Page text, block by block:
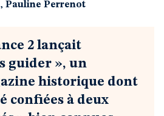
, Pauline Perrenot
2 lançait
guider », un
historique dont
confiées à deux